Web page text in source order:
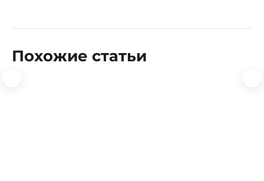
Похожие статьи